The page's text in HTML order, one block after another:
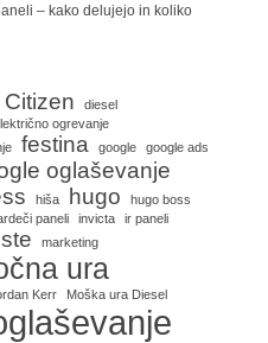
– kako delujejo in koliko
Citizen
diesel
ogrevanje
festina google
google ads
oglaševanje
hiša hugo
hugo boss
paneli invicta
ir paneli
marketing
ura
Kerr Moška ura Diesel